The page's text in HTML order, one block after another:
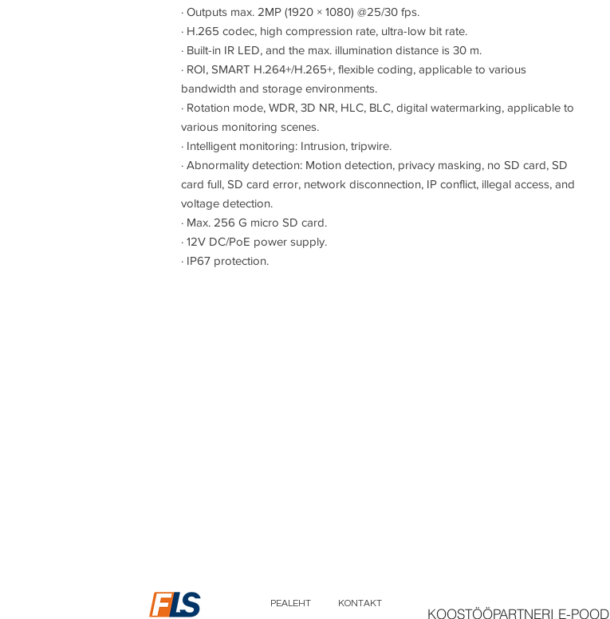
· Outputs max. 2MP (1920 × 1080) @25/30 fps.
· H.265 codec, high compression rate, ultra-low bit rate.
· Built-in IR LED, and the max. illumination distance is 30 m.
· ROI, SMART H.264+/H.265+, flexible coding, applicable to various
bandwidth and storage environments.
· Rotation mode, WDR, 3D NR, HLC, BLC, digital watermarking, applicable to
various monitoring scenes.
· Intelligent monitoring: Intrusion, tripwire.
· Abnormality detection: Motion detection, privacy masking, no SD card, SD
card full, SD card error, network disconnection, IP conflict, illegal access, and
voltage detection.
· Max. 256 G micro SD card.
· 12V DC/PoE power supply.
· IP67 protection.
KONTAKT
PEALEHT
KOOSTÖÖPARTNERI E-POOD